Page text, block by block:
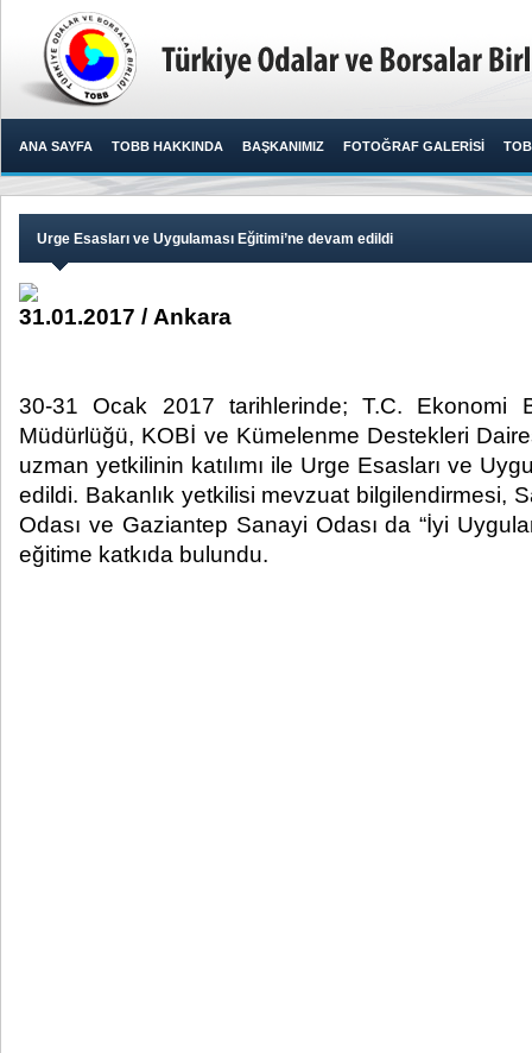
ANA SAYFA TOBB HAKKINDA BAŞKANIMIZ FOTOĞRAF GALERİSİ
Urge Esasları ve Uygulaması Eğitimi’ne devam edildi
31.01.2017 / Ankara
30-31 Ocak 2017 tarihlerinde; T.C. Ekonomi
Müdürlüğü, KOBİ ve Kümelenme Destekleri
uzman yetkilinin katılımı ile Urge Esasları ve
edildi. Bakanlık yetkilisi mevzuat bilgilendirmesi,
Odası ve Gaziantep Sanayi Odası da “İyi
eğitime katkıda bulundu.​